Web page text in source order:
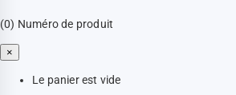
(0) Numéro de produit
×
Le panier est vide